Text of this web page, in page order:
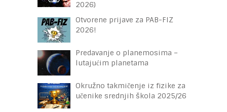
2026)
Otvorene prijave za PAB-FIZ
2026!
Predavanje o planemosima –
lutajućim planetama
Okružno takmičenje iz fizike za
učenike srednjih škola 2025/26